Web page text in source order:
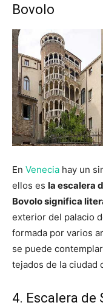
Bovolo
En Venecia hay un
ellos es la escalera
Bovolo significa
exterior del palacio
formada por varios
se puede
tejados de la ciudad
4. Escalera de